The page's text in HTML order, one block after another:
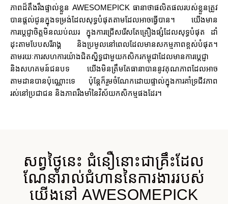
ភាពដ៏តឹងរឹងផ្ទាល់ខ្លួន AWESOMEPICK ធានាថាផលិតផលរបស់ខ្លួនត្រូវ
បានផ្តល់ជូនក្នុងទម្រង់ដែលសុទ្ធបំផុតតាមដែលអាចធ្វើបាន។ យើងមាន
ការប្តេជ្ញាចិត្តមិនឈប់ឈរ ក្នុងការជ្រើសរើសតែគ្រឿងផ្សំដែលសុទ្ធបំផុត ដាំ
ដុះតាមបែបសរីរាង្គ និងប្រមូលនៅពេលដែលមានសកម្មភាពខ្ពស់បំផុត។
តាមរយៈការសហការយ៉ាងជិតស្និទ្ធជាមួយកសិករកម្ពុជាដែលមានការប្តេជ្ញា
និងសហគមន៍ជនបទ យើងមិនត្រឹមតែធានាបាននូវគុណភាពដែលអាច
តាមដានបានប៉ុណ្ណោះទេ ប៉ុន្តែក៏រួមចំណែកដោយផ្ទាល់ក្នុងការគាំទ្រជីវភាព
រស់នៅប្រជាជន និងភាពរឹងមាំនៃវិស័យកសិកម្មផងដែរ។
សព្វថ្ងៃនេះ ជំនឿនោះជាគ្រឹះដែល
ណែនាំរាល់ជំហាននៃការងាររបស់
យើងនៅ AWESOMEPICK